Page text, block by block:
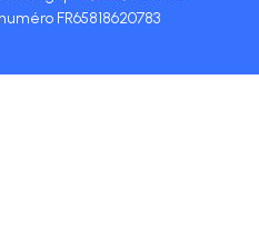
FR65818620783